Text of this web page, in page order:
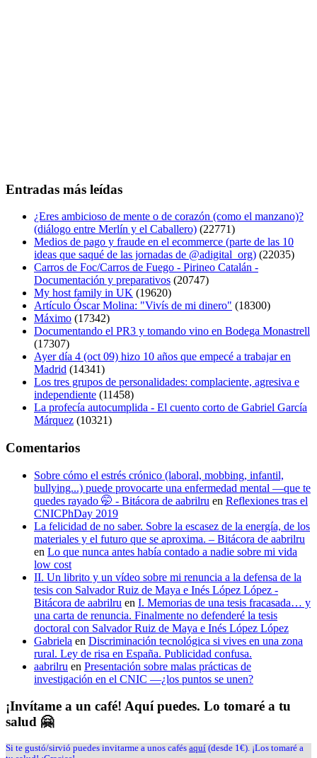
Entradas más leídas
¿Eres ambicioso de mente o de corazón (como el manzano)?
(diálogo entre Merlín y el Caballero) (22771)
Medios de pago y fraude en el ecommerce (parte de las 10
ideas que saqué de las jornadas de @adigital_org) (22035)
Carros de Foc/Carros de Fuego - Pirineo Catalán -
Documentación y preparativos (20747)
My host family in UK (19620)
Artículo Óscar Molina: "Vivís de mi dinero" (18300)
Máximo (17342)
Documentando el PR3 y tomando vino en Bodega Monastrell
(17307)
Ayer día 4 (oct 09) hizo 10 años que empecé a trabajar en
Madrid (14341)
Los tres grupos de personalidades: complaciente, agresiva e
independiente (11458)
La profecía autocumplida - El cuento corto de Gabriel García
Márquez (10321)
Comentarios
Sobre cómo el estrés crónico (laboral, mobbing, infantil,
bullying...) puede provocarte una enfermedad mental —que te
quedes rayado 🤭 - Bitácora de aabrilru en Reflexiones tras el
CNICPhDay 2019
La felicidad de no saber. Sobre la escasez de la energía, de los
materiales y el futuro que se aproxima. – Bitácora de aabrilru
en Lo que nunca antes había contado a nadie sobre mi vida
low cost
II. Un librito y un vídeo sobre mi renuncia a la defensa de la
tesis con Salvador Ruiz de Maya e Inés López López -
Bitácora de aabrilru en I. Memorias de una tesis fracasada… y
una carta de renuncia. Finalmente no defenderé la tesis
doctoral con Salvador Ruiz de Maya e Inés López López
Gabriela en Discriminación tecnológica si vives en una zona
rural. Ley de risa en España. Publicidad confusa.
aabrilru en Presentación sobre malas prácticas de
investigación en el CNIC —¿los puntos se unen?
¡Invítame a un café! Aquí puedes. Lo tomaré a tu
salud 🤗
Si te gustó/sirvió puedes invitarme a unos cafés aquí (desde 1€). ¡Los tomaré a